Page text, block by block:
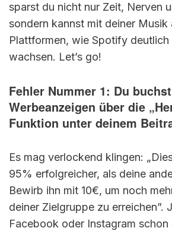
sparst du nicht nur Zeit, Nerven
sondern kannst mit deiner Musik
Plattformen, wie Spotify deutlich
wachsen. Let’s go!
Fehler Nummer 1: Du
Werbeanzeigen über die
Funktion unter deinem
Es mag verlockend klingen:
95% erfolgreicher, als deine
Bewirb ihn mit 10€, um noch
deiner Zielgruppe zu erreichen”.
Facebook oder Instagram